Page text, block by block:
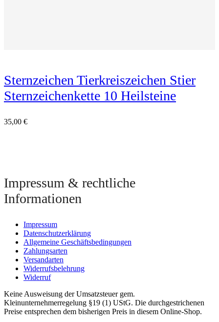
Sternzeichen Tierkreiszeichen Stier
Sternzeichenkette 10 Heilsteine
35,00 €
Impressum & rechtliche
Informationen
Impressum
Datenschutzerklärung
Allgemeine Geschäftsbedingungen
Zahlungsarten
Versandarten
Widerrufsbelehrung
Widerruf
Keine Ausweisung der Umsatzsteuer gem.
Kleinunternehmerregelung §19 (1) UStG. Die durchgestrichenen
Preise entsprechen dem bisherigen Preis in diesem Online-Shop.